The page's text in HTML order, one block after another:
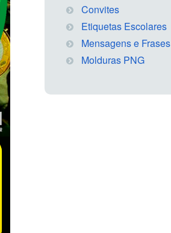
Convites
Etiquetas Escolares
Mensagens e Frases
Molduras PNG